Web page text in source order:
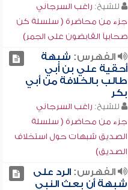
للشيخ: راغب السرجاني
جزء من محاضرة ( سلسلة كن
صحابياً القابضون على الجمر)
الفهرس: شبهة
أحقية علي بن أبي
طالب بالخلافة من أبي
بكر
للشيخ: راغب السرجاني
جزء من محاضرة ( سلسلة
الصديق شبهات حول استخلاف
الصديق)
الفهرس:الرد على
شبهة أن بعث النبي